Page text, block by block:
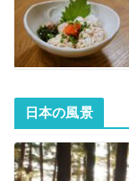
日本の風景